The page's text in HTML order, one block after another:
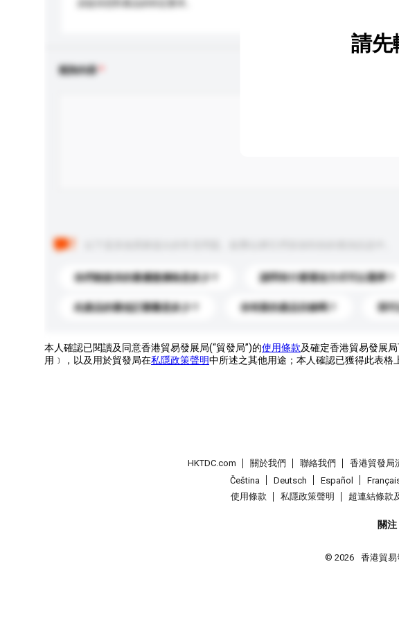
查詢內容
你們能提供的最優惠價格是多少？ 請問有什麼運送方式可以選擇？
此產品的最低訂購量是多少？ 你有新的產品目錄嗎？ 我
請先
本人確認已閱讀及同意香港貿易發展局(“貿發局”)的使用條款及確定香港貿易發展
用﹞，以及用於貿發局在私隱政策聲明中所述之其他用途；本人確認已獲得此表格
HKTDC.com 關於我們 聯絡我們 香港貿發局
Čeština
Deutsch Español
使用條款
私隱政策聲明 超連結條款
關
© 2026 香港貿易